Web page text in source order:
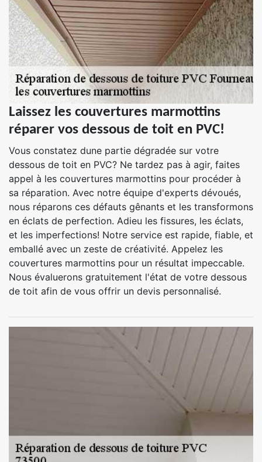
Laissez les couvertures marmottins
réparer vos dessous de toit en PVC!
Vous constatez dune partie dégradée sur votre
dessous de toit en PVC? Ne tardez pas à agir, faites
appel à les couvertures marmottins pour procéder à
sa réparation. Avec notre équipe d'experts dévoués,
nous réparons ces défauts gênants et les transformons
en éclats de perfection. Adieu les fissures, les éclats,
et les imperfections! Notre service est rapide, fiable, et
emballé avec un zeste de créativité. Appelez les
couvertures marmottins pour un résultat impeccable.
Nous évaluerons gratuitement l'état de votre dessous
de toit afin de vous offrir un devis personnalisé.